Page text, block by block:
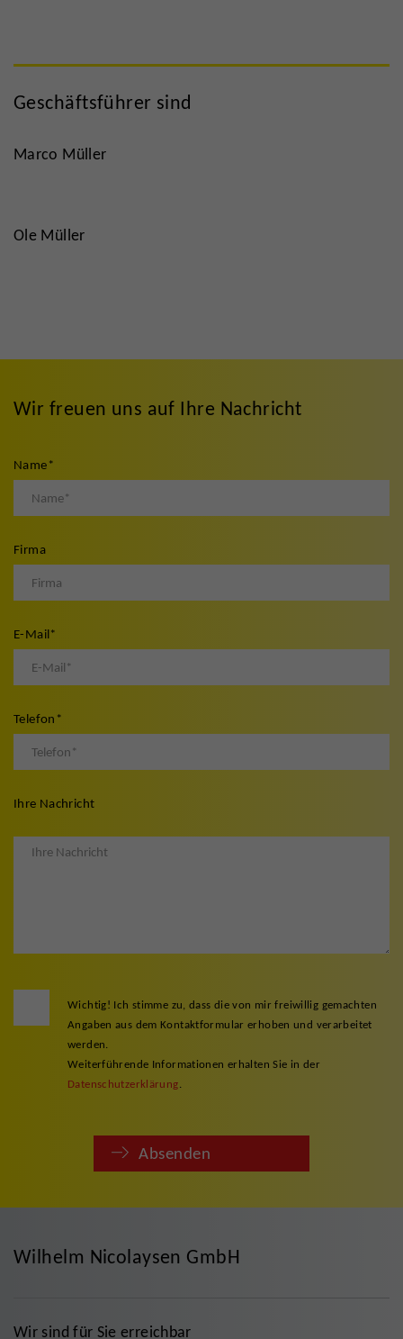
Geschäftsführer sind
Marco Müller
Ole Müller
Wir freuen uns auf Ihre Nachricht
Name*
Firma
E-Mail*
Telefon *
Ihre Nachricht
Wichtig! Ich stimme zu, dass die von mir freiwillig gemachten
Angaben aus dem Kontaktformular erhoben und verarbeitet
werden.
Weiterführende Informationen erhalten Sie in der
Datenschutzerklärung.
Absenden
Wilhelm Nicolaysen GmbH
Wir sind für Sie erreichbar